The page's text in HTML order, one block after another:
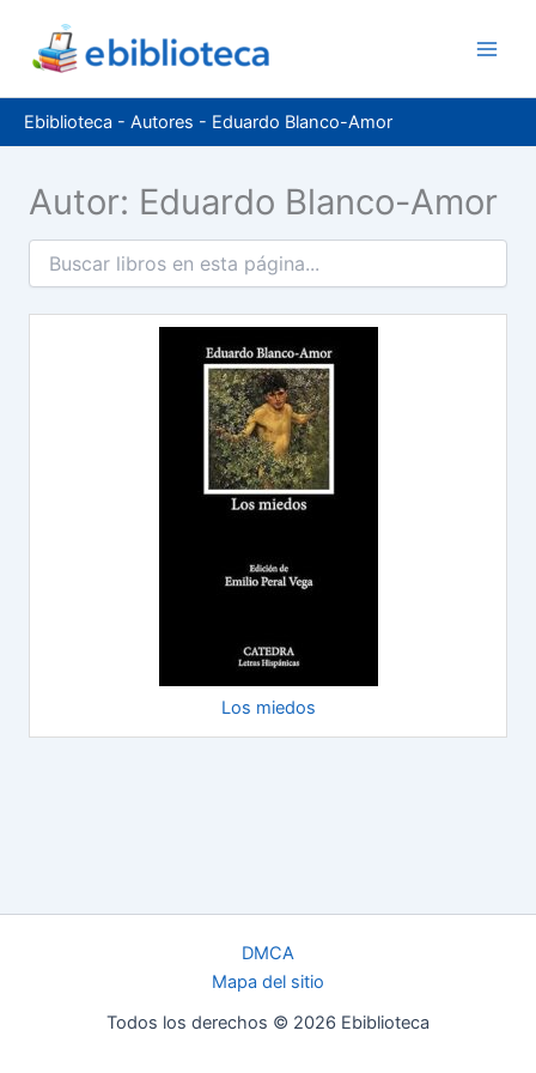
contenido
Ebiblioteca - Autores - Eduardo Blanco-Amor
Autor: Eduardo Blanco-Amor
Los miedos
DMCA
Mapa del sitio
Todos los derechos © 2026 Ebiblioteca